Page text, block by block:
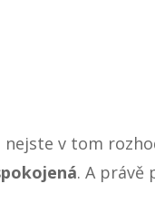
v tom
. A právě